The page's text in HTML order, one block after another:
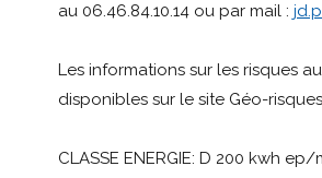
au 06.46.84.10.14 ou par mail :
Les informations sur les risques
disponibles sur le site Géo-
CLASSE ENERGIE: D 200 kwh